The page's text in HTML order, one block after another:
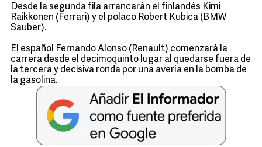
Desde la segunda fila arrancarán el finlandés Kimi
Raikkonen (Ferrari) y el polaco Robert Kubica (BMW
Sauber).
El español Fernando Alonso (Renault) comenzará la
carrera desde el decimoquinto lugar al quedarse fuera de
la tercera y decisiva ronda por una avería en la bomba de
la gasolina.